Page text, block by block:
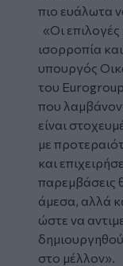
πιο ευάλωτα
«Οι
ισορροπία
υπουργός
του
που
είναι
με
και
παρεμβάσεις
άμεσα, αλλά
ώστε να
στο μέλλον».